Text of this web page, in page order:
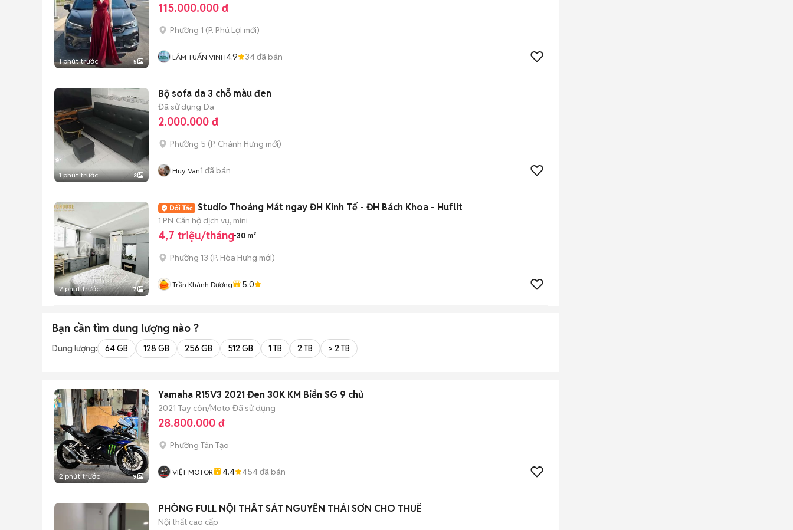
1 phút trước 5
115.000.000 đ
Phường 1 (P. Phú Lợi mới)
LÂM TUẤN VINH4.9 34đã bán
1 phút trước 3
Bộ sofa da 3 chỗ màu đen
Đã sử dụng Da
2.000.000 đ
Phường 5 (P. Chánh Hưng mới)
Huy Van1 đã bán
2 phút trước 7
Studio Thoáng Mát ngay ĐH Kinh Tế - ĐH Bách Khoa - Huflit
1 PN Căn hộ dịch vụ, mini
4,7 triệu/tháng 30 m²
Phường 13 (P. Hòa Hưng mới)
Trần Khánh Dương 5.0
Bạn cần tìm dung lượng nào ?
Dung lượng: 64 GB 128 GB 256 GB 512 GB 1 TB 2 TB > 2 TB
2 phút trước 9
Yamaha R15V3 2021 Đen 30K KM Biển SG 9 chủ
2021 Tay côn/Moto Đã sử dụng
28.800.000 đ
Phường Tân Tạo
VIỆT MOTOR 4.4 454đã bán
PHÒNG FULL NỘI THẤT SÁT NGUYỄN THÁI SƠN CHO THUÊ
Nội thất cao cấp